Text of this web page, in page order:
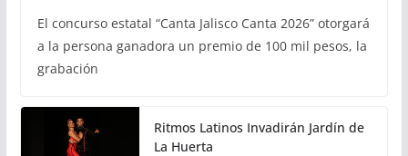
El concurso estatal “Canta Jalisco Canta 2026” otorgará
a la persona ganadora un premio de 100 mil pesos, la
grabación
Ritmos Latinos Invadirán Jardín de
La Huerta